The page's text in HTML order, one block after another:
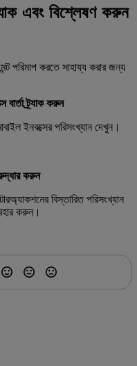
এবং বিশ্লেষণ করুন
পরিমাপ করতে সাহায্য করার জন্য
ট্র্যাক করুন
ইনবক্সের পরিসংখ্যান দেখুন।
করুন
বিস্তারিত পরিসংখ্যান
করুন।